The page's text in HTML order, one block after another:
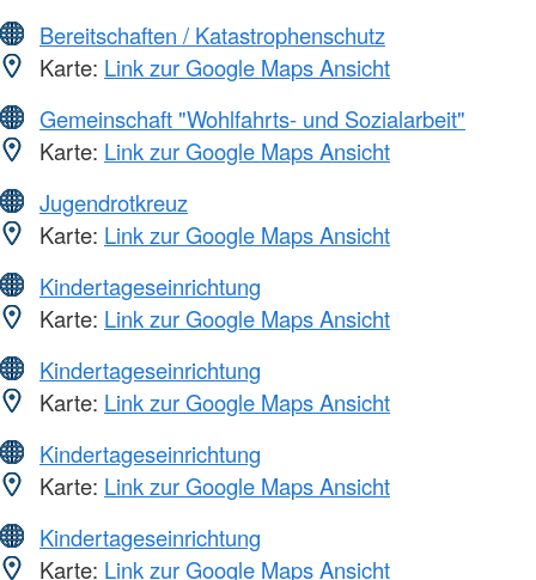
Bereitschaften / Katastrophenschutz
Karte: Link zur Google Maps Ansicht
Gemeinschaft "Wohlfahrts- und Sozialarbeit"
Karte: Link zur Google Maps Ansicht
Jugendrotkreuz
Karte: Link zur Google Maps Ansicht
Kindertageseinrichtung
Karte: Link zur Google Maps Ansicht
Kindertageseinrichtung
Karte: Link zur Google Maps Ansicht
Kindertageseinrichtung
Karte: Link zur Google Maps Ansicht
Kindertageseinrichtung
Karte: Link zur Google Maps Ansicht